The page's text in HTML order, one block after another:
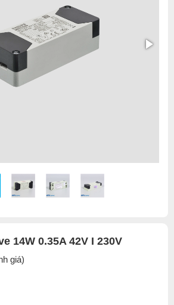
14W 0.35A 42V I 230V
giá)